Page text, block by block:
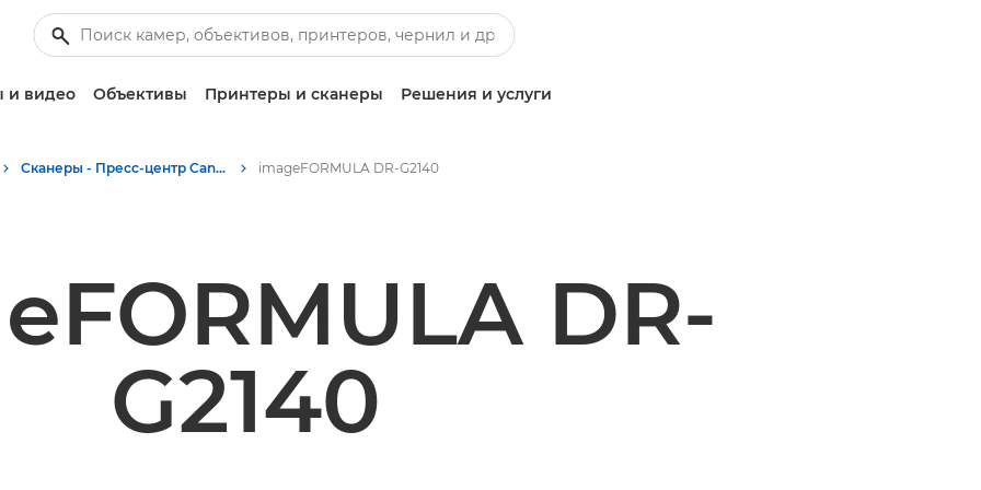
и видео Объективы Принтеры и сканеры Решения и услуги
Сканеры - Пресс-центр Canon imageFORMULA DR-G2140
DR-
G2140